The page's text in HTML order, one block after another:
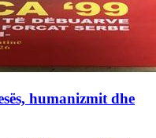
humanizmit dhe